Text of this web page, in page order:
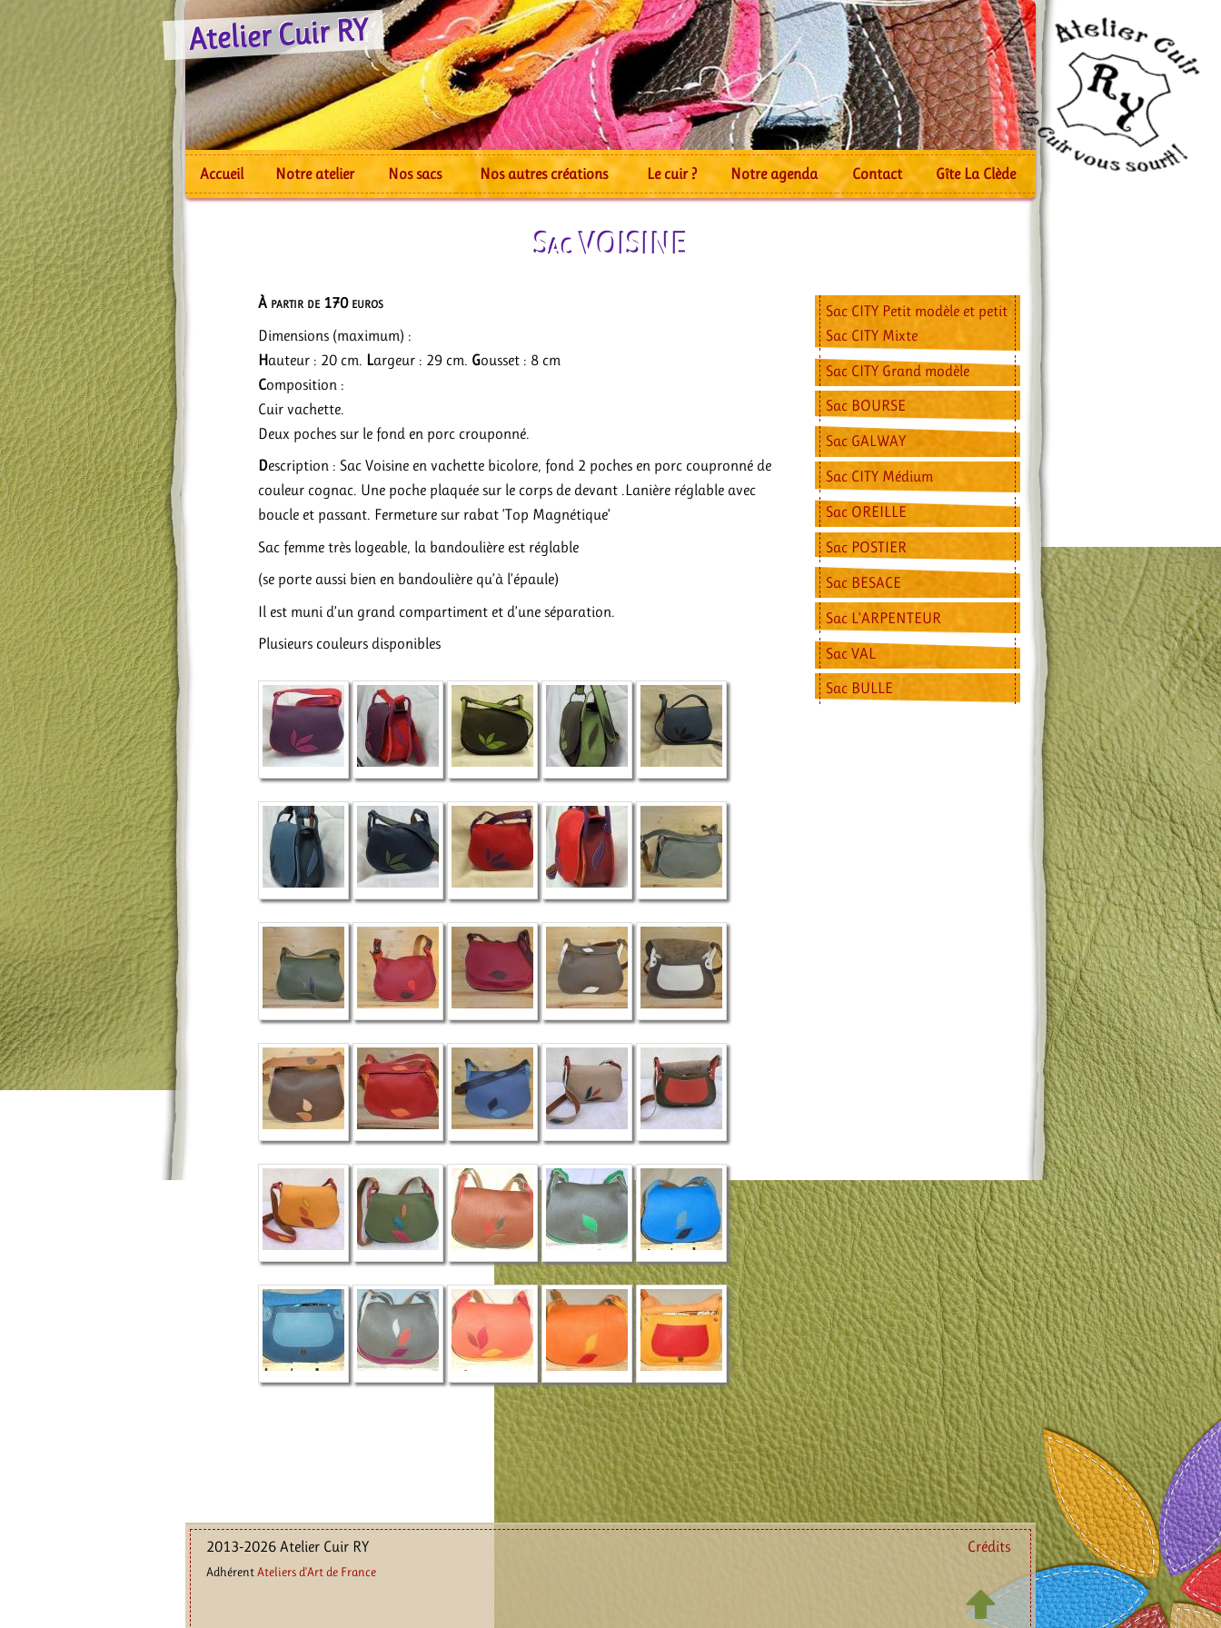
Atelier Cuir RY
Accueil Notre atelier Nos sacs Nos autres créations Le cuir ? Notre agenda Contact Gîte La Clède
Sac VOISINE
Sac CITY Petit modèle et petit
Sac CITY Mixte
Sac CITY Grand modèle
Sac BOURSE
Sac GALWAY
Sac CITY Médium
Sac OREILLE
Sac POSTIER
Sac BESACE
Sac L’ARPENTEUR
Sac VAL
Sac BULLE
À partir de 170 euros
Dimensions (maximum) :
Hauteur : 20 cm. Largeur : 29 cm. Gousset : 8 cm
Composition :
Cuir vachette.
Deux poches sur le fond en porc crouponné.
Description : Sac Voisine en vachette bicolore, fond 2 poches en porc coupronné de
couleur cognac. Une poche plaquée sur le corps de devant .Lanière réglable avec
boucle et passant. Fermeture sur rabat ’Top Magnétique’
Sac femme très logeable, la bandoulière est réglable
(se porte aussi bien en bandoulière qu’à l’épaule)
Il est muni d’un grand compartiment et d’une séparation.
Plusieurs couleurs disponibles
Crédits
2013-2026 Atelier Cuir RY
AdhérentAteliers d’Art de France